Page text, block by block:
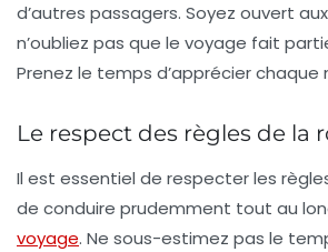
d’autres passagers. Soyez ouvert
n’oubliez pas que le voyage fait
Prenez le temps d’apprécier chaque
Le respect des règles de la
Il est essentiel de respecter les
de conduire prudemment tout au
voyage. Ne sous-estimez pas le